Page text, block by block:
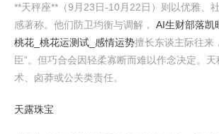
**天秤座**（9月23日-10月22日）则以优雅、
感著称。他们防卫均衡与调解， AI生财部落凯
桃花_桃花运测试_感情运势擅长东谈主际往来
臣”。但巧合会因轻柔寡断而难以作念决定。
术、卤莽或公关类责任。
天露珠宝